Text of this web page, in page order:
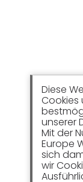
Diese
Cookies
unserer
Mit der
Europe
sich
wir